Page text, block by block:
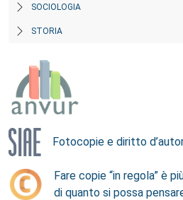
SOCIOLOGIA
STORIA
Fotocopie e diritto
Fare copie “in regola” è
di quanto si possa